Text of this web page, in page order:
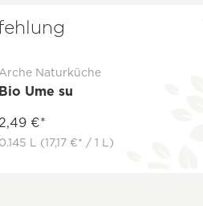
Arche Naturküche
Bio Ume su
2,49 €*
0.145 L (17,17 €* / 1 L)